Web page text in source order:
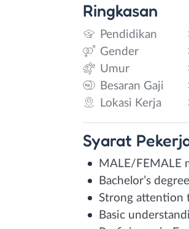
Ringkasan
Pendidikan
Gender
Umur
Besaran Gaji
Lokasi Kerja
Syarat
MALE/FEMALE
Bachelor’s
Strong attention
Basic